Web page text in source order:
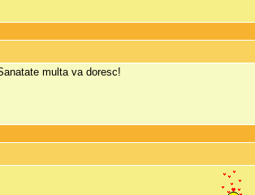
multa va doresc!